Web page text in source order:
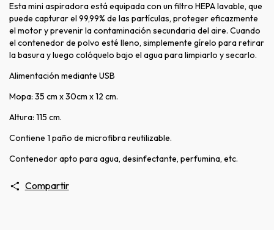
Esta mini aspiradora está equipada con un filtro HEPA lavable, que
puede capturar el 99,99% de las partículas, proteger eficazmente
el motor y prevenir la contaminación secundaria del aire. Cuando
el contenedor de polvo esté lleno, simplemente gírelo para retirar
la basura y luego colóquelo bajo el agua para limpiarlo y secarlo.
Alimentación mediante USB
Mopa: 35 cm x 30cm x 12 cm.
Altura: 115 cm.
Contiene 1 paño de microfibra reutilizable.
Contenedor apto para agua, desinfectante, perfumina, etc.
Compartir